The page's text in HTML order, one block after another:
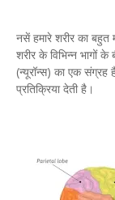
नसें हमारे शरीर का
शरीर के विभिन्न भागों
(न्यूरॉन्स) का एक संग्रह
प्रतिक्रिया देती है।